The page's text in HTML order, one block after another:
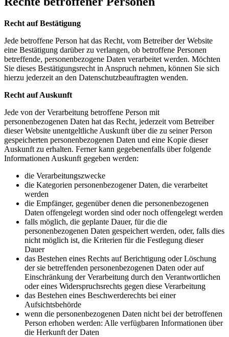
Recht auf Bestätigung
Jede betroffene Person hat das Recht, vom Betreiber der Website
eine Bestätigung darüber zu verlangen, ob betroffene Personen
betreffende, personenbezogene Daten verarbeitet werden. Möchten
Sie dieses Bestätigungsrecht in Anspruch nehmen, können Sie sich
hierzu jederzeit an den Datenschutzbeauftragten wenden.
Recht auf Auskunft
Jede von der Verarbeitung betroffene Person mit
personenbezogenen Daten hat das Recht, jederzeit vom Betreiber
dieser Website unentgeltliche Auskunft über die zu seiner Person
gespeicherten personenbezogenen Daten und eine Kopie dieser
Auskunft zu erhalten. Ferner kann gegebenenfalls über folgende
Informationen Auskunft gegeben werden:
die Verarbeitungszwecke
die Kategorien personenbezogener Daten, die verarbeitet
werden
die Empfänger, gegenüber denen die personenbezogenen
Daten offengelegt worden sind oder noch offengelegt werden
falls möglich, die geplante Dauer, für die die
personenbezogenen Daten gespeichert werden, oder, falls dies
nicht möglich ist, die Kriterien für die Festlegung dieser
Dauer
das Bestehen eines Rechts auf Berichtigung oder Löschung
der sie betreffenden personenbezogenen Daten oder auf
Einschränkung der Verarbeitung durch den Verantwortlichen
oder eines Widerspruchsrechts gegen diese Verarbeitung
das Bestehen eines Beschwerderechts bei einer
Aufsichtsbehörde
wenn die personenbezogenen Daten nicht bei der betroffenen
Person erhoben werden: Alle verfügbaren Informationen über
die Herkunft der Daten